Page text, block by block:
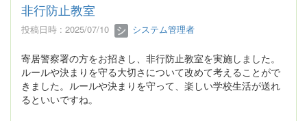
非行防止教室
投稿日時 : 2025/07/10 システム管理者
寄居警察署の方をお招きし、非行防止教室を実施しました。
ルールや決まりを守る大切さについて改めて考えることがで
きました。ルールや決まりを守って、楽しい学校生活が送れ
るといいですね。